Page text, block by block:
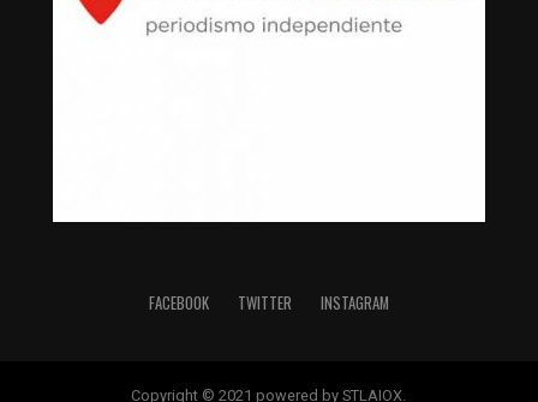
FACEBOOK TWITTER INSTAGRAM
Copyright © 2021 powered by STLAIOX.